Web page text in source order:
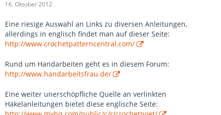
16. Oktober 2012
Eine riesige Auswahl an Links zu diversen Anleitungen,
allerdings in englisch findet man auf dieser Seite:
http://www.crochetpatterncentral.com/
Rund um Handarbeiten geht es in diesem Forum:
http://www.handarbeitsfrau.de/
Eine weiter unerschöpfliche Quelle an verlinkten
Häkelanleitungen bietet diese englische Seite: